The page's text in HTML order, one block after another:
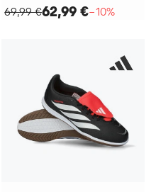
69,99 €62,99 €−10%